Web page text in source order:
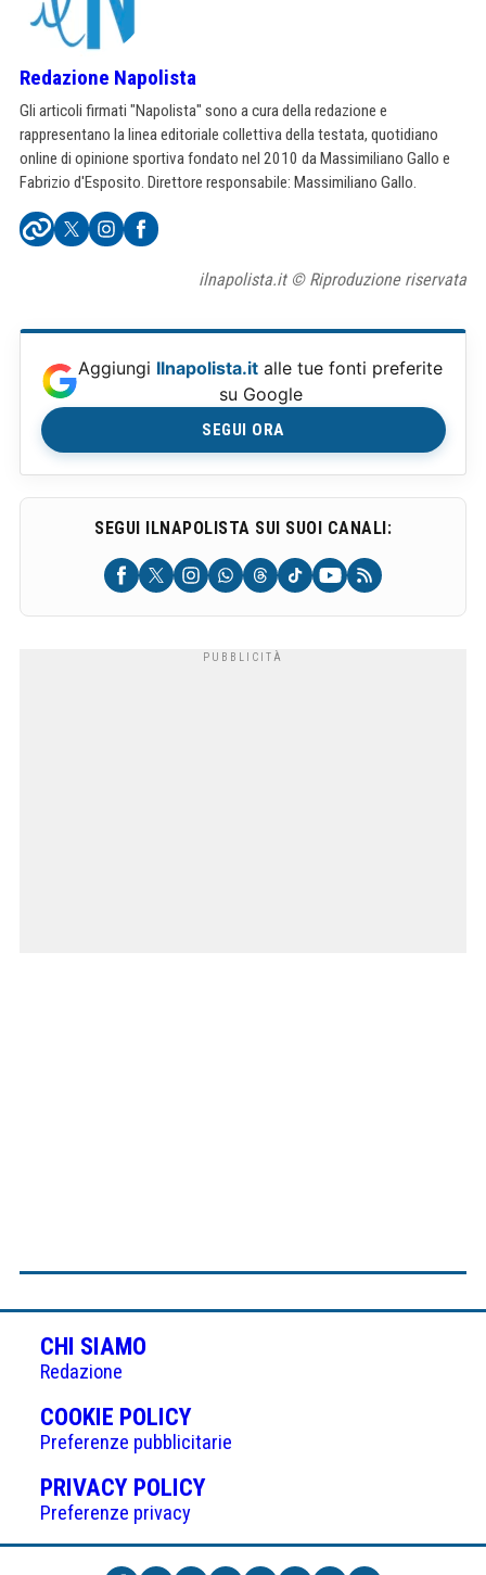
Redazione Napolista
Gli articoli firmati "Napolista" sono a cura della redazione e
rappresentano la linea editoriale collettiva della testata, quotidiano
online di opinione sportiva fondato nel 2010 da Massimiliano Gallo e
Fabrizio d'Esposito. Direttore responsabile: Massimiliano Gallo.
ilnapolista.it © Riproduzione riservata
Aggiungi Ilnapolista.it alle tue fonti preferite
su Google
SEGUI ORA
SEGUI ILNAPOLISTA SUI SUOI CANALI:
CHI SIAMO
Redazione
COOKIE POLICY(APRE
IN
UNA
NUOVA
Preferenze pubblicitarie
PRIVACY POLICY(APRE
UNA
Preferenze privacy